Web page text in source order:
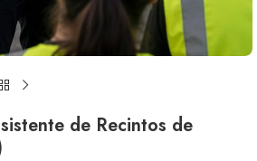
de Recintos de